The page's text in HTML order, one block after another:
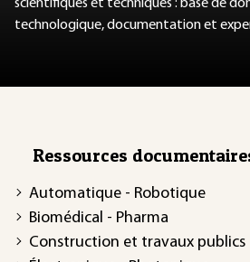
scientifiques et techniques : base de
technologique, documentation et
Ressources
Automatique - Robotique
Biomédical - Pharma
Construction et travaux publics